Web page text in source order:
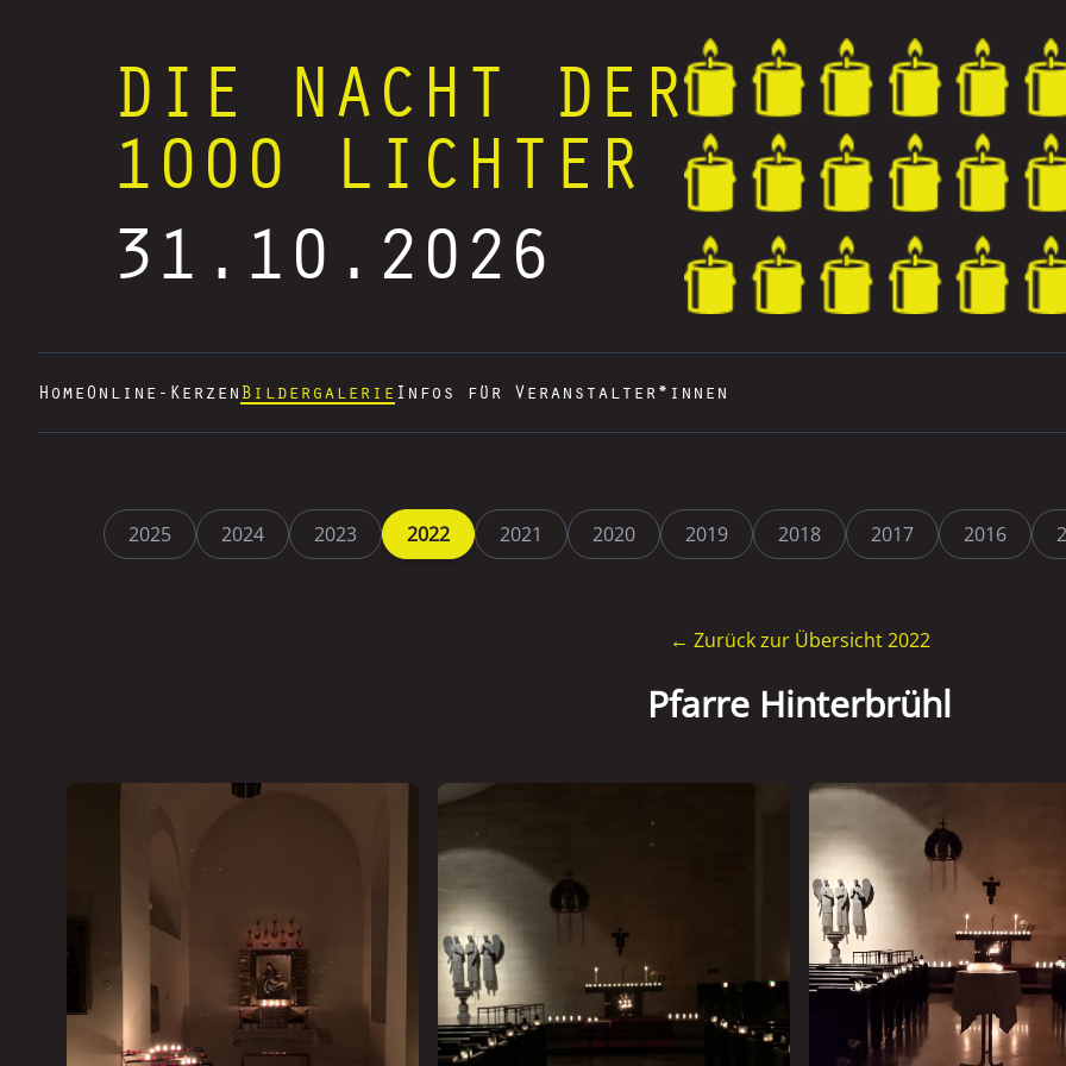
DIE NACHT DER
1000 LICHTER
31.10.2026
HomeOnline-Kerzen Bildergalerie Infos für Veranstalter*innen
2025 2024 2023 2022 2021 2020 2019 2018 2017 2016
← Zurück zur Übersicht 2022
Pfarre Hinterbrühl